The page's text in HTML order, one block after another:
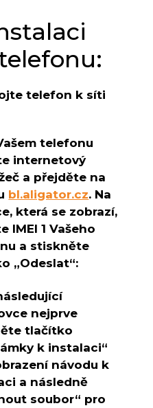
telefon k síti
telefonu
internetový
a přejděte na
bl.aligator.cz. Na
která se zobrazí,
IMEI 1 Vašeho
a stiskněte
„Odeslat“:
nejprve
tlačítko
k instalaci“
návodu k
a následně
soubor“ pro